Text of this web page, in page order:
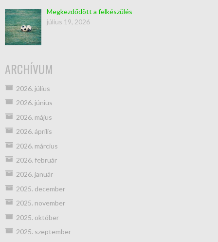
Megkezdődött a felkészülés
július 19, 2026
ARCHÍVUM
2026. július
2026. június
2026. május
2026. április
2026. március
2026. február
2026. január
2025. december
2025. november
2025. október
2025. szeptember